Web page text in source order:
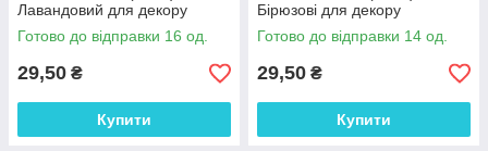
Лавандовий для декору
Готово до відправки 16 од.
29,50 ₴
Купити
Бірюзові для декору
Готово до відправки 14 од.
29,50 ₴
Купити